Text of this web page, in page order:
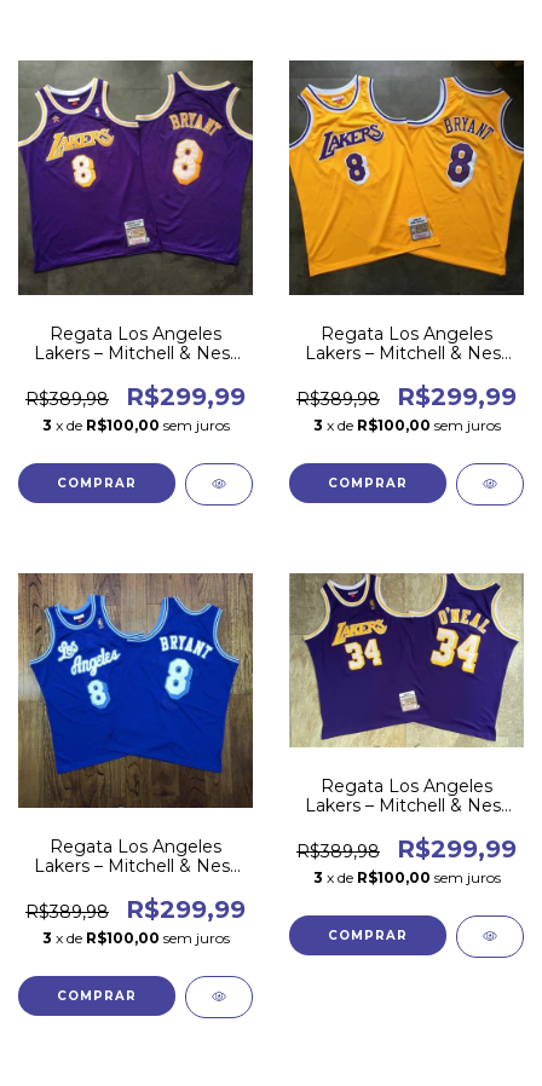
Regata Los Angeles
Lakers – Mitchell & Ness
R$389,98
R$299,99
3 x de R$100,00 sem juros
COMPRAR
Regata Los Angeles
Lakers – Mitchell & Ness
R$389,98
R$299,99
3 x de R$100,00 sem juros
COMPRAR
Regata Los Angeles
Lakers – Mitchell & Ness
R$389,98
R$299,99
3 x de R$100,00 sem juros
COMPRAR
Regata Los Angeles
Lakers – Mitchell & Ness
R$389,98
R$299,99
3 x de R$100,00 sem juros
COMPRAR